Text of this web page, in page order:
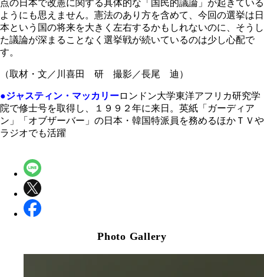
点の日本で改憲に関する具体的な「国民的議論」が起きている
ようにも思えません。憲法のあり方を含めて、今回の選挙は日
本という国の将来を大きく左右するかもしれないのに、そうし
た議論が深まることなく選挙戦が続いているのは少し心配で
す。
（取材・文／川喜田 研 撮影／長尾 迪）
●ジャスティン・マッカリーロンドン大学東洋アフリカ研究学
院で修士号を取得し、１９９２年に来日。英紙「ガーディア
ン」「オブザーバー」の日本・韓国特派員を務めるほかＴＶや
ラジオでも活躍
Photo Gallery